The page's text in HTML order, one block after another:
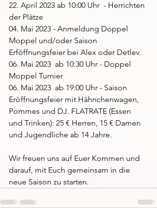
22. April 2023 ab 10:00 Uhr  - Herrichten
der Plätze
04. Mai 2023 - Anmeldung Doppel
Moppel und/oder Saison
Erföffnungsfeier bei Alex oder Detlev.
06. Mai 2023  ab 10:30 Uhr - Doppel
Moppel Turnier
06. Mai 2023  ab 19:00 Uhr - Saison
Eröffnungsfeier mit Hähnchenwagen,
Pommes und DJ. FLATRATE (Essen
und Trinken): 25 € Herren, 15 € Damen
und Jugendliche ab 14 Jahre.
Wir freuen uns auf Euer Kommen und
darauf, mit Euch gemeinsam in die
neue Saison zu starten.